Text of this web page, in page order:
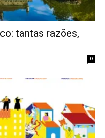
tantas razões,
0